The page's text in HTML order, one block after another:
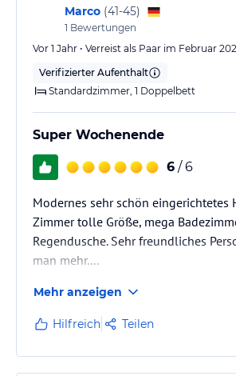
Marco (41-45)
1 Bewertungen
Vor 1 Jahr • Verreist als Paar im Februar
Verifizierter Aufenthalt
Standardzimmer, 1 Doppelbett
Super Wochenende
6 / 6
Modernes sehr schön eingerichtetes
Zimmer tolle Größe, mega
Regendusche. Sehr freundliches
man mehr....
Mehr anzeigen
Hilfreich Teilen